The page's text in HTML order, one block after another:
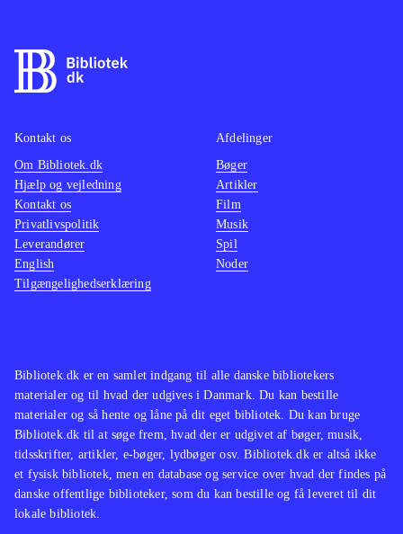
Bibliotek.dk er en samlet indgang til alle danske bibliotekers
materialer og til hvad der udgives i Danmark. Du kan bestille
materialer og så hente og låne på dit eget bibliotek. Du kan bruge
Bibliotek.dk til at søge frem, hvad der er udgivet af bøger, musik,
tidsskrifter, artikler, e-bøger, lydbøger osv. Bibliotek.dk er altså ikke
et fysisk bibliotek, men en database og service over hvad der findes på
danske offentlige biblioteker, som du kan bestille og få leveret til dit
lokale bibliotek.
Kontakt os
Om Bibliotek.dk
Hjælp og vejledning
Kontakt os
Privatlivspolitik
Leverandører
English
Tilgængelighedserklæring
Afdelinger
Bøger
Artikler
Film
Musik
Spil
Noder